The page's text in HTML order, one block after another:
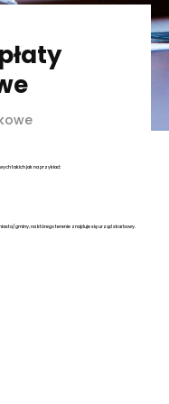
takich jak na przykład:
gminy, na którego terenie znajduje się urząd skarbowy.